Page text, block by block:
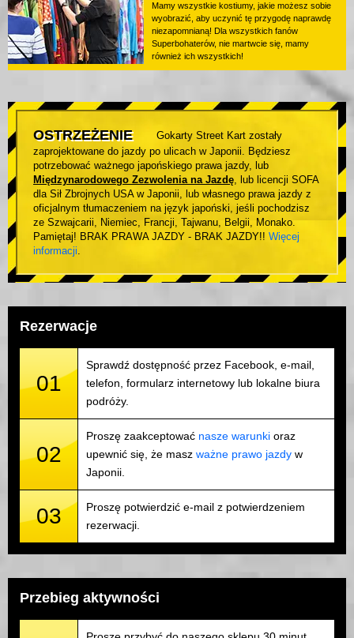
Mamy wszystkie kostiumy, jakie możesz sobie
wyobrazić, aby uczynić tę przygodę naprawdę
niezapomnianą! Dla wszystkich fanów
Superbohaterów, nie martwcie się, mamy
również ich wszystkich!
OSTRZEŻENIE
Gokarty Street Kart zostały
zaprojektowane do jazdy po ulicach w Japonii. Będziesz
potrzebować ważnego japońskiego prawa jazdy, lub
Międzynarodowego Zezwolenia na Jazdę, lub licencji SOFA
dla Sił Zbrojnych USA w Japonii, lub własnego prawa jazdy z
oficjalnym tłumaczeniem na język japoński, jeśli pochodzisz
ze Szwajcarii, Niemiec, Francji, Tajwanu, Belgii, Monako.
Pamiętaj! BRAK PRAWA JAZDY - BRAK JAZDY!! Więcej
informacji.
Rezerwacje
01
Sprawdź dostępność przez Facebook, e-mail,
telefon, formularz internetowy lub lokalne biura
podróży.
02
Proszę zaakceptować nasze warunki oraz
upewnić się, że masz ważne prawo jazdy w
Japonii.
03
Proszę potwierdzić e-mail z potwierdzeniem
rezerwacji.
Przebieg aktywności